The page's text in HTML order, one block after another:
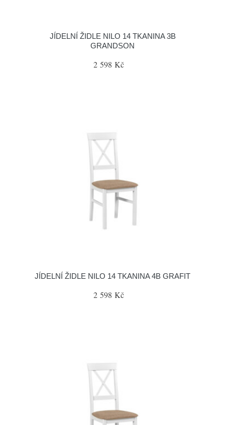
JÍDELNÍ ŽIDLE NILO 14 TKANINA 3B
GRANDSON
2 598 Kč
JÍDELNÍ ŽIDLE NILO 14 TKANINA 4B GRAFIT
2 598 Kč